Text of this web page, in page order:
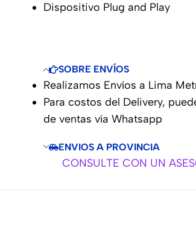
Dispositivo Plug and Play
SOBRE ENVÍOS
Realizamos Envíos a Lima
Para costos del Delivery,
de ventas vía Whatsapp
ENVIOS A PROVINCIA
CONSULTE CON UN